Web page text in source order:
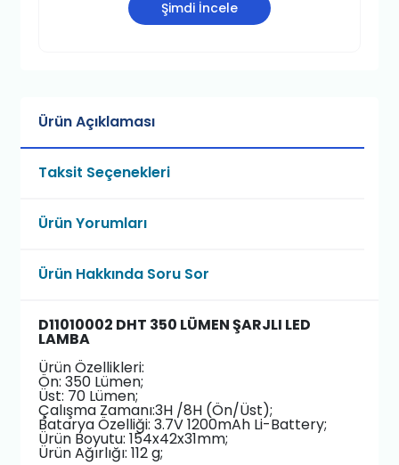
Şimdi İncele
Ürün Açıklaması
Taksit Seçenekleri
Ürün Yorumları
Ürün Hakkında Soru Sor
D11010002 DHT 350 LÜMEN ŞARJLI LED
LAMBA
Ürün Özellikleri:
Ön: 350 Lümen;
Üst: 70 Lümen;
Çalışma Zamanı:3H /8H (Ön/Üst);
Batarya Özelliği: 3.7V 1200mAh Li-Battery;
Ürün Boyutu: 154x42x31mm;
Ürün Ağırlığı: 112 g;